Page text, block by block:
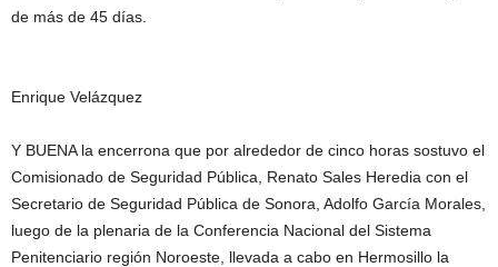
de más de 45 días.
Enrique Velázquez
Y BUENA la encerrona que por alrededor de cinco horas sostuvo el
Comisionado de Seguridad Pública, Renato Sales Heredia con el
Secretario de Seguridad Pública de Sonora, Adolfo García Morales,
luego de la plenaria de la Conferencia Nacional del Sistema
Penitenciario región Noroeste, llevada a cabo en Hermosillo la